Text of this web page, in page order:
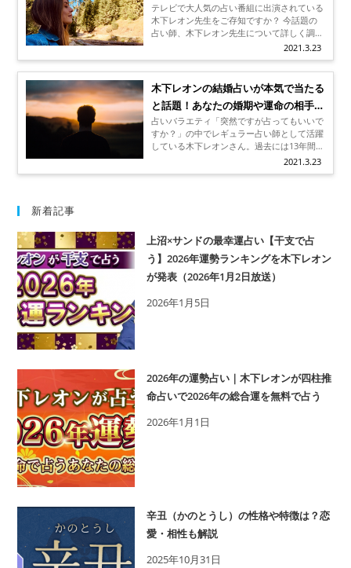
め
2021.3.23
テレビで大人気の占い番組に出演されている
木下レオン先生をご存知ですか？ 今話題の
占い師、木下レオン先生について詳しく調べ
てみました。先生は相談者の過去まで分かる
帝王占術の占い師で、とても当たると評判な
んです。 占い師に留まらず、様々な経歴を
持つ木下レオン先生ですが、占いも帝王占術
だけではなくほくろ占いにも精通しているこ
とが分かりました。 今回は当たることで有
名な木下レオン先生について、どんな人物な
のか、鑑定方法と、あたると評判の無料占い
をまとめさせていただきました。
木下レオンの結婚占いが本気で当たる
と話題！あなたの婚期や運命の相手ま
で的中！？
2021.3.23
占いバラエティ「突然ですが占ってもいいで
すか？」の中でレギュラー占い師として活躍
している木下レオンさん。過去には13年間で
4万人を鑑定し、有名人の結婚時期や結婚相
手をずばっと言い当てるなど、その占いの実
新着記事
上沼×サンドの最幸運占い【干支で占
う】2026年運勢ランキングを木下レオン
が発表（2026年1月2日放送）
2026年1月5日
2026年の運勢占い｜木下レオンが四柱推
命占いで2026年の総合運を無料で占う
2026年1月1日
辛丑（かのとうし）の性格や特徴は？恋
愛・相性も解説
2025年10月31日